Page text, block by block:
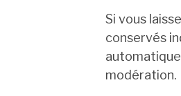
Si vous
conservés
modération.